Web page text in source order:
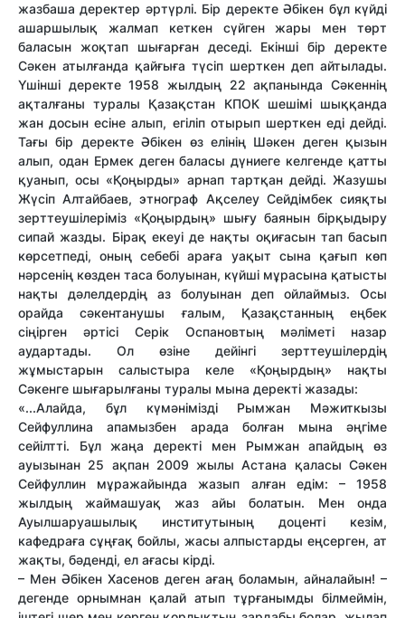
жазбаша деректер әртүрлі. Бір деректе Әбікен бұл күйді
ашаршылық жалмап кеткен сүйген жары мен төрт
баласын жоқтап шығарған деседі. Екінші бір деректе
Сәкен атылғанда қайғыға түсіп шерткен деп айтылады.
Үшінші деректе 1958 жылдың 22 ақпанында Сәкеннің
ақталғаны туралы Қазақстан КПОК шешімі шыққанда
жан досын есіне алып, егіліп отырып шерткен еді дейді.
Тағы бір деректе Әбікен өз елінің Шәкен деген қызын
алып, одан Ермек деген баласы дүниеге келгенде қатты
қуанып, осы «Қоңырды» арнап тартқан дейді. Жазушы
Жүсіп Алтайбаев, этнограф Ақселеу Сейдімбек сияқты
зерттеушілеріміз «Қоңырдың» шығу баянын бірқыдыру
сипай жазды. Бірақ екеуі де нақты оқиғасын тап басып
көрсетпеді, оның себебі араға уақыт сына қағып көп
нәрсенің көзден таса болуынан, күйші мұрасына қатысты
нақты дәлелдердің аз болуынан деп ойлаймыз. Осы
орайда сәкентанушы ғалым, Қазақстанның еңбек
сіңірген әртісі Серік Оспановтың мәліметі назар
аудартады. Ол өзіне дейінгі зерттеушілердің
жұмыстарын салыстыра келе «Қоңырдың» нақты
Сәкенге шығарылғаны туралы мына деректі жазады:
«...Алайда, бұл күмәнімізді Рымжан Мәжиткызы
Сейфуллина апамызбен арада болған мына әңгіме
сейілтті. Бұл жаңа деректі мен Рымжан апайдың өз
ауызынан 25 ақпан 2009 жылы Астана қаласы Сәкен
Сейфуллин мұражайында жазып алған едім: – 1958
жылдың жаймашуақ жаз айы болатын. Мен онда
Ауылшаруашылық институтының доценті кезім,
кафедраға сұңғақ бойлы, жасы алпыстарды еңсерген, ат
жақты, бәденді, ел ағасы кірді.
– Мен Әбікен Хасенов деген ағаң боламын, айналайын! –
дегенде орнымнан қалай атып тұрғанымды білмеймін,